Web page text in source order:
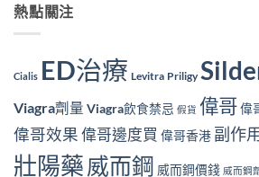
熱點關注
Cialis ED治療 Levitra Priligy
Viagra劑量 Viagra飲食禁忌 假貨 偉哥偉
偉哥效果偉哥邊度買 偉哥香港 副作
壯陽藥 威而鋼 威而鋼價錢 威而鋼